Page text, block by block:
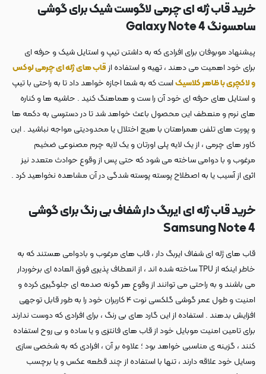
خرید قاب ژله ای چرمی لاگوست شیک برای گوشی
سامسونگ Galaxy Note 4
پیشنهاد موبوفان برای افرادی که به داشتن تیپ و استایل شیک و حرفه ای
برای خود اهمیت می دهند ، تهیه و استفاده از قاب های ژله ای چرمی لوکس
و لاکچری با ظاهر کلاسیکاست که به شما اجازه خواهد داد تا به راحتی با تیپ
و استایل های حرفه ای خود آن را ست و هماهنگ کنید . حاشیه ها و کناره
های نرم و منعطف این محصول باعث خواهد شد تا در دسترسی به دکمه ها
و پورت های تلفن همراهتان با هیچ اختلال یا محدودیتی مواجه نباشید . این
کاور های چرمی ، از یک لایه پلی اورتان و یک لایه چرم مصنوعی ضخیم
مرغوب و با دوامی ساخته می شود که حتی پس از وقوع حوادث متعدد نیز
اثری از آسیب یا به اصطلاح پوسته پوسته شدگی در آن مشاهده نخواهید کرد .
خرید قاب ژله ای ایربگ دار شفاف بی رنگ برای گوشی
Samsung Note 4
قاب های ژله ای شفاف ایربگ دار ، قاب های مرغوب و بادوامی هستند که به
خاطر اینکه از TPU ساخته شده اند ، از انعطاف پذیری فوق العاده ای برخوردار
می باشند و به راحتی می توانند از وقوع هر گونه صدمه ای جلوگیری کرده و
امنیت و طول عمر گوشی گلکسی نوت ۴ کاربران خود را به طور قابل توجهی
افزایش بدهند . استفاده از این گارد های بی رنگ ، برای افرادی که دوست ندارند
برای تامین امنیت موبایل خود از قاب های فانتزی و یا ساده و بی روح استفاده
کنند ، گزینه ی مناسبی خواهد بود ؛ علاوه بر آن ، افرادی که به شخصی سازی
وسایل خود علاقه دارند ، تنها با استفاده از چند قطعه عکس و یا برچسب